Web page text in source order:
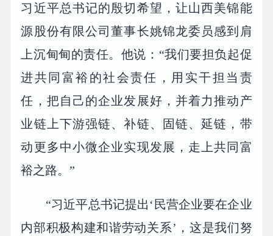
习近平总书记的殷切希望，让山西美锦能
源股份有限公司董事长姚锦龙委员感到肩
上沉甸甸的责任。他说：“我们要担负起促
进共同富裕的社会责任，用实干担当责
任，把自己的企业发展好，并着力推动产
业链上下游强链、补链、固链、延链，带
动更多中小微企业实现发展，走上共同富
裕之路。”
“习近平总书记提出‘民营企业要在企业
内部积极构建和谐劳动关系’，这是我们努